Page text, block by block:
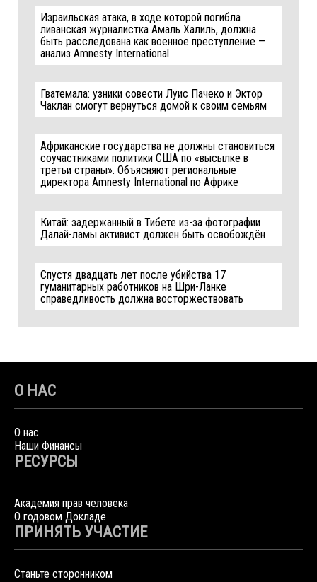
Израильская атака, в ходе которой погибла
ливанская журналистка Амаль Халиль, должна
быть расследована как военное преступление —
анализ Amnesty International
Гватемала: узники совести Луис Пачеко и Эктор
Чаклан смогут вернуться домой к своим семьям
Африканские государства не должны становиться
соучастниками политики США по «высылке в
третьи страны». Объясняют региональные
директора Amnesty International по Африке
Китай: задержанный в Тибете из-за фотографии
Далай-ламы активист должен быть освобождён
Спустя двадцать лет после убийства 17
гуманитарных работников на Шри-Ланке
справедливость должна восторжествовать
О НАС
О нас
Наши Финансы
РЕСУРСЫ
Академия прав человека
О годовом Докладе
ПРИНЯТЬ УЧАСТИЕ
Станьте сторонником